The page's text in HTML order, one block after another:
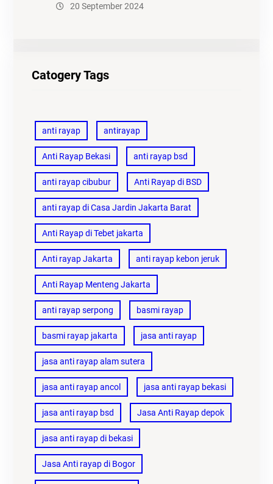
20 September 2024
Catogery Tags
anti rayap antirayap
Anti Rayap Bekasi anti rayap bsd
anti rayap cibubur Anti Rayap di BSD
anti rayap di Casa Jardin Jakarta Barat
Anti Rayap di Tebet jakarta
Anti rayap Jakarta anti rayap kebon jeruk
Anti Rayap Menteng Jakarta
anti rayap serpong basmi rayap
basmi rayap jakarta jasa anti rayap
jasa anti rayap alam sutera
jasa anti rayap ancol jasa anti rayap bekasi
jasa anti rayap bsd Jasa Anti Rayap depok
jasa anti rayap di bekasi
Jasa Anti rayap di Bogor